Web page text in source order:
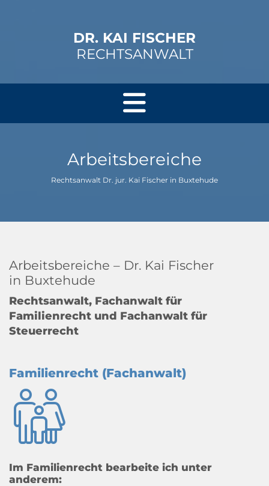
DR. KAI FISCHER
RECHTSANWALT
Arbeitsbereiche
Rechtsanwalt Dr. jur. Kai Fischer in Buxtehude
Arbeitsbereiche – Dr. Kai Fischer
in Buxtehude
Rechtsanwalt, Fachanwalt für
Familienrecht und Fachanwalt für
Steuerrecht
Familienrecht (Fachanwalt)
Im Familienrecht bearbeite ich unter
anderem: